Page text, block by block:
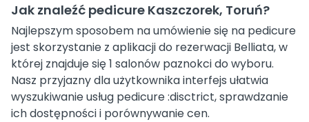
Jak znaleźć pedicure Kaszczorek, Toruń?
Najlepszym sposobem na umówienie się na pedicure
jest skorzystanie z aplikacji do rezerwacji Belliata, w
której znajduje się 1 salonów paznokci do wyboru.
Nasz przyjazny dla użytkownika interfejs ułatwia
wyszukiwanie usług pedicure :disctrict, sprawdzanie
ich dostępności i porównywanie cen.